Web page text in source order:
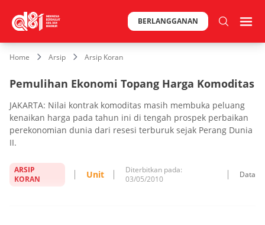
BERLANGGANAN
Home Arsip Arsip Koran
Pemulihan Ekonomi Topang Harga Komoditas
JAKARTA: Nilai kontrak komoditas masih membuka peluang
kenaikan harga pada tahun ini di tengah prospek perbaikan
perekonomian dunia dari resesi terburuk sejak Perang Dunia
II.
ARSIP
KORAN
Unit
Diterbitkan pada:
03/05/2010
Data